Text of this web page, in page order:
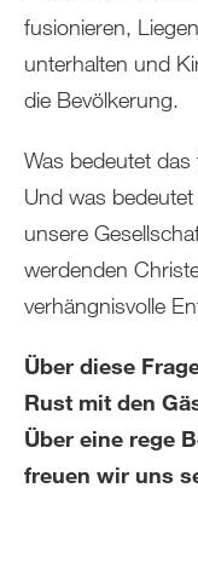
fusionieren,
unterhalten und
die Bevölkerung.
Was bedeutet
Und was
unsere
werdenden
verhängnisvolle
Über diese
Rust mit den
Über eine rege
freuen wir uns